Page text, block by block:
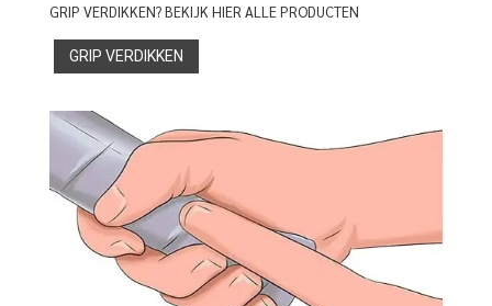
GRIP VERDIKKEN? BEKIJK HIER ALLE PRODUCTEN
GRIP VERDIKKEN